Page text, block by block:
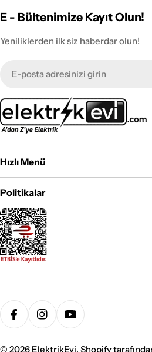
Hızlı Menü
Politikalar
E - Bültenimize Kayıt Olun!
Yeniliklerden ilk siz haberdar olun!
posta
Ödeme
yöntemleri
FacebookInstagramYouTube
© 2026 ElektrikEvi. Shopify